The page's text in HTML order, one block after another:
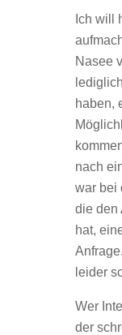
Ich will
Nasee
haben,
nach
war bei
die den
hat,
leider
Wer
der